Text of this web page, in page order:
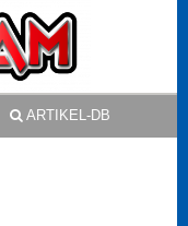
ARTIKEL-DB